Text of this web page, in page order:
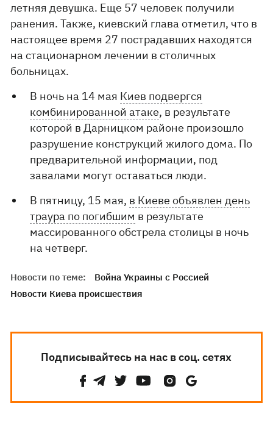
летняя девушка. Еще 57 человек получили
ранения. Также, киевский глава отметил, что в
настоящее время 27 пострадавших находятся
на стационарном лечении в столичных
больницах.
В ночь на 14 мая Киев подвергся
комбинированной атаке, в результате
которой в Дарницком районе произошло
разрушение конструкций жилого дома. По
предварительной информации, под
завалами могут оставаться люди.
В пятницу, 15 мая, в Киеве объявлен день
траура по погибшим в результате
массированного обстрела столицы в ночь
на четверг.
Новости по теме:
Война Украины с Россией
Новости Киева происшествия
Подписывайтесь на нас в соц. сетях